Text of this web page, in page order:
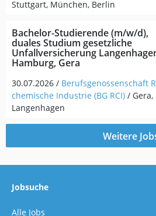
Stuttgart, München, Berlin
Bachelor-Studierende (m/w/d),
duales Studium gesetzliche
Unfallversicherung
Hamburg, Gera
30.07.2026 / Berufsgenossenschaft
chemische Industrie (BG RCI) /
Langenhagen
Weitere
Jobsuche
Alle Jobs